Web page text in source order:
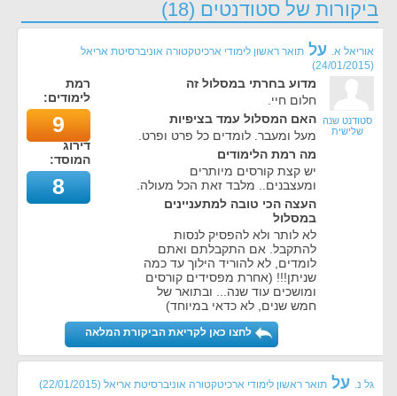
ביקורות של סטודנטים (18)
אוריאל א. על תואר ראשון לימודי ארכיטקטורה אוניברסיטת אריאל
(
24/01/2015
)
סטודנט שנה
שלישית
מדוע בחרתי במסלול זה
חלום חיי.
האם המסלול עמד בציפיות
מעל ומעבר. לומדים כל פרט ופרט.
מה רמת הלימודים
יש קצת קורסים מיותרים
ומעצבנים.. מלבד זאת הכל מעולה.
העצה הכי טובה למתעניינים
במסלול
לא לותר ולא להפסיק לנסות
להתקבל. אם התקבלתם ואתם
לומדים, לא להוריד הילוך עד כמה
שניתן!!! (אחרת מפסידים קורסים
ומושכים עוד שנה... ובתואר של
חמש שנים, לא כדאי במיוחד)
רמת
לימודים:
9
דירוג
המוסד:
8
לחצו כאן לקריאת הביקורת המלאה
גל נ. על תואר ראשון לימודי ארכיטקטורה אוניברסיטת אריאל (
22/01/2015
)